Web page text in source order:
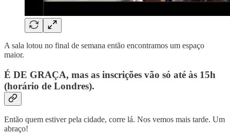
A sala lotou no final de semana então encontramos um espaço
maior.
É DE GRAÇA, mas as inscrições vão só até às 15h
(horário de Londres).
Então quem estiver pela cidade, corre lá. Nos vemos mais tarde. Um
abraço!